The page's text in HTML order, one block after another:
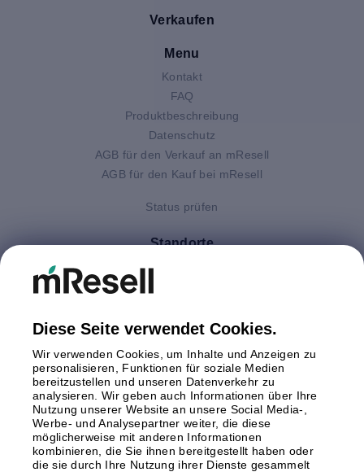
Verkaufen
Menu
Kontakt
FAQ
Produktbeschreibung
Datenschutz
AGB für den Verkauf an mResell
AGB für den Kauf bei mResell
Status prüfen
Standorte
Deutschland
Italien
Polen
Schweden
Spanien
Österreich
Zahlungsmethoden
Diese Seite verwendet Cookies.
Wir verwenden Cookies, um Inhalte und Anzeigen zu
personalisieren, Funktionen für soziale Medien
bereitzustellen und unseren Datenverkehr zu
analysieren. Wir geben auch Informationen über Ihre
Nutzung unserer Website an unsere Social Media-,
Werbe- und Analysepartner weiter, die diese
möglicherweise mit anderen Informationen
kombinieren, die Sie ihnen bereitgestellt haben oder
die sie durch Ihre Nutzung ihrer Dienste gesammelt